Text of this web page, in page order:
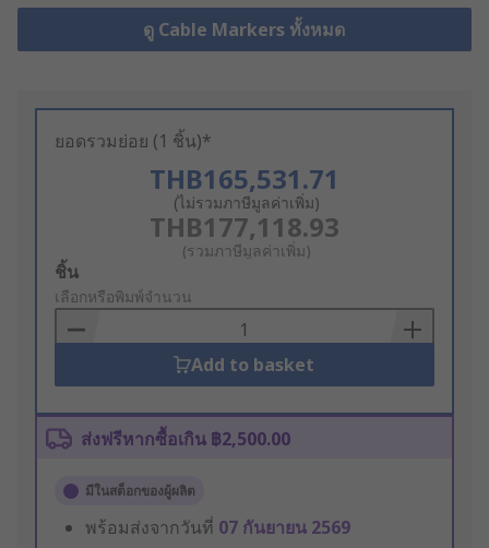
ดู Cable Markers ทั้งหมด
ยอดรวมย่อย (1 ชิ้น)*
THB165,531.71
(ไม่รวมภาษีมูลค่าเพิ่ม)
THB177,118.93
(รวมภาษีมูลค่าเพิ่ม)
Add
to
Basket
ชิ้น
เลือกหรือพิมพ์จำนวน
Add to basket
ส่งฟรีหากซื้อเกิน ฿2,500.00
มีในสต็อกของผู้ผลิต
พร้อมส่งจากวันที่ 07 กันยายน 2569